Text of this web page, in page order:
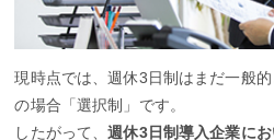
現時点では、週休3日制はまだ一般
の場合「選択制」です。
したがって、週休3日制導入企業に